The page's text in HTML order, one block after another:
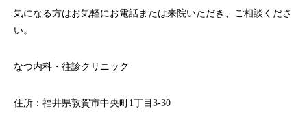
気になる方はお気軽にお電話または来院いただき、ご相談くださ
い。
なつ内科・往診クリニック
住所：福井県敦賀市中央町1丁目3-30